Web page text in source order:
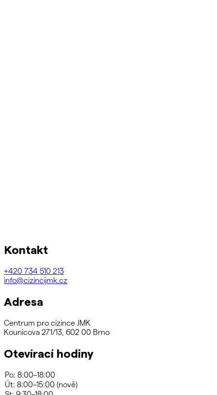
Kontakt
+420 734 510 213
info@cizincijmk.cz
Adresa
Centrum pro cizince JMK
Kounicova 271/13, 602 00 Brno
Otevírací hodiny